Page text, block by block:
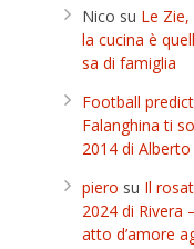
Nico su Le
la cucina è
sa di famiglia
Football
Falanghina ti
2014 di
piero su Il
2024 di
atto d’amore